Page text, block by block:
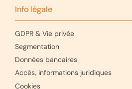
Info légale
GDPR & Vie privée
Segmentation
Données bancaires
Accès, informations juridiques
Cookies